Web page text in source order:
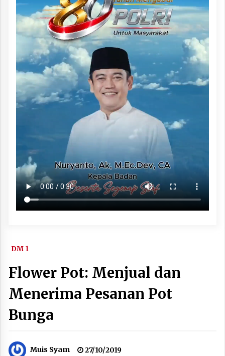
DM 1
Flower Pot: Menjual dan
Menerima Pesanan Pot
Bunga
Muis Syam 27/10/2019